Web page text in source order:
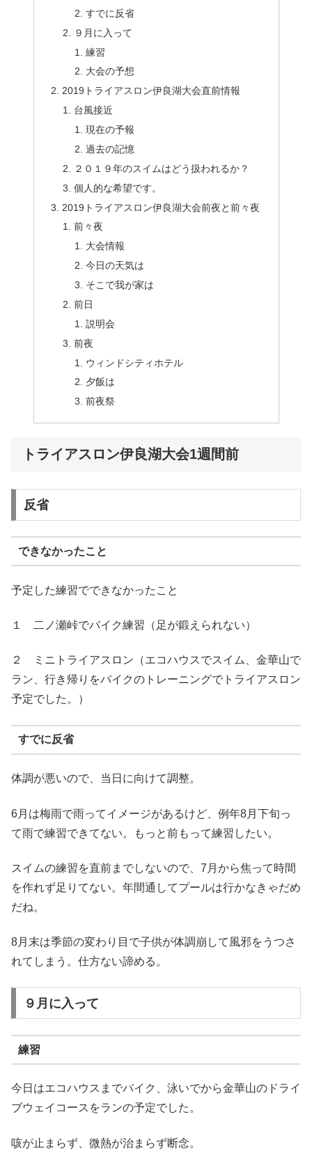
すでに反省
９月に入って
練習
大会の予想
2019トライアスロン伊良湖大会直前情報
台風接近
現在の予報
過去の記憶
２０１９年のスイムはどう扱われるか？
個人的な希望です。
2019トライアスロン伊良湖大会前夜と前々夜
前々夜
大会情報
今日の天気は
そこで我が家は
前日
説明会
前夜
ウィンドシティホテル
夕飯は
前夜祭
トライアスロン伊良湖大会1週間前
反省
できなかったこと
予定した練習でできなかったこと
１ 二ノ瀬峠でバイク練習（足が鍛えられない）
２ ミニトライアスロン（エコハウスでスイム、金華山で
ラン、行き帰りをバイクのトレーニングでトライアスロン
予定でした。）
すでに反省
体調が悪いので、当日に向けて調整。
6月は梅雨で雨ってイメージがあるけど、例年8月下旬っ
て雨で練習できてない。もっと前もって練習したい。
スイムの練習を直前までしないので、7月から焦って時間
を作れず足りてない。年間通してプールは行かなきゃだめ
だね。
8月末は季節の変わり目で子供が体調崩して風邪をうつさ
れてしまう。仕方ない諦める。
９月に入って
練習
今日はエコハウスまでバイク、泳いでから金華山のドライ
ブウェイコースをランの予定でした。
咳が止まらず、微熱が治まらず断念。